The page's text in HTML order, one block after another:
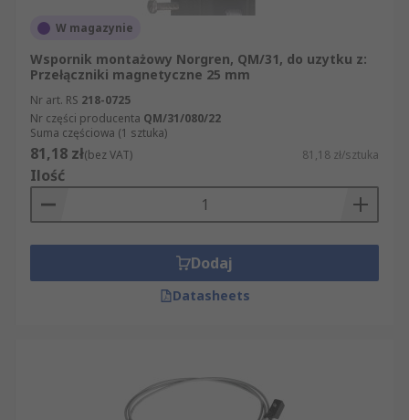
W magazynie
Wspornik montażowy Norgren, QM/31, do uzytku z:
Przełączniki magnetyczne 25 mm
Nr art. RS 218-0725
Nr części producenta QM/31/080/22
Suma częściowa (1 sztuka)
81,18 zł(bez VAT) 81,18 zł/sztuka
Ilość
Dodaj
Datasheets